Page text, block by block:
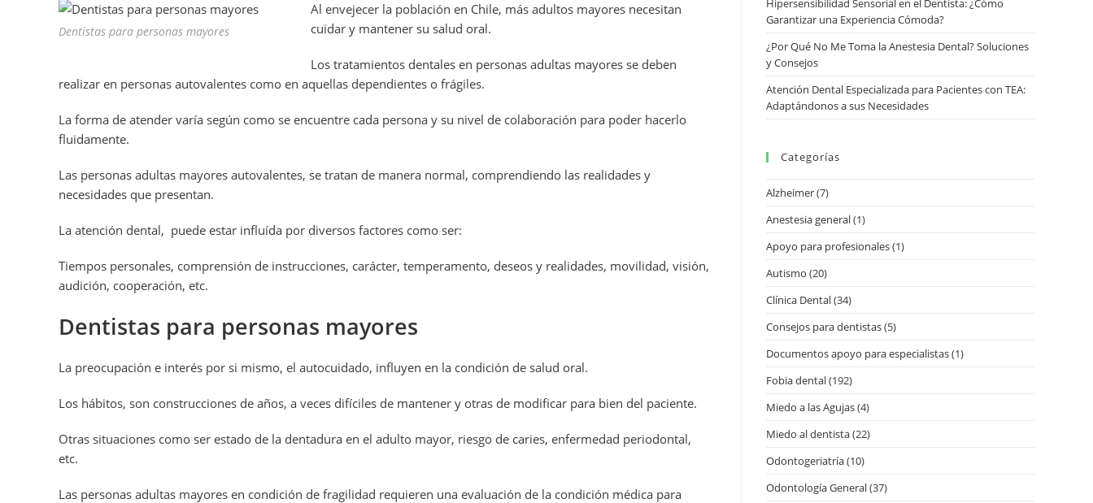
Dentistas para personas mayores
Al envejecer la población en Chile, más adultos mayores necesitan
cuidar y mantener su salud oral.
Los tratamientos dentales en personas adultas mayores se deben
realizar en personas autovalentes como en aquellas dependientes o frágiles.
La forma de atender varía según como se encuentre cada persona y su nivel de colaboración para poder hacerlo
fluidamente.
Las personas adultas mayores autovalentes, se tratan de manera normal, comprendiendo las realidades y
necesidades que presentan.
La atención dental, puede estar influída por diversos factores como ser:
Tiempos personales, comprensión de instrucciones, carácter, temperamento, deseos y realidades, movilidad, visión,
audición, cooperación, etc.
Dentistas para personas mayores
La preocupación e interés por si mismo, el autocuidado, influyen en la condición de salud oral.
Los hábitos, son construcciones de años, a veces difíciles de mantener y otras de modificar para bien del paciente.
Otras situaciones como ser estado de la dentadura en el adulto mayor, riesgo de caries, enfermedad periodontal,
etc.
Las personas adultas mayores en condición de fragilidad requieren una evaluación de la condición médica para
Hipersensibilidad Sensorial en el Dentista: ¿Cómo
Garantizar una Experiencia Cómoda?
¿Por Qué No Me Toma la Anestesia Dental? Soluciones
y Consejos
Atención Dental Especializada para Pacientes con TEA:
Adaptándonos a sus Necesidades
Categorías
Alzheimer(7)
Anestesia general(1)
Apoyo para profesionales(1)
Autismo (20)
Clínica Dental(34)
Consejos para dentistas(5)
Documentos apoyo para especialistas(1)
Fobia dental(192)
Miedo a las Agujas(4)
Miedo al dentista(22)
Odontogeriatría(10)
Odontología General(37)